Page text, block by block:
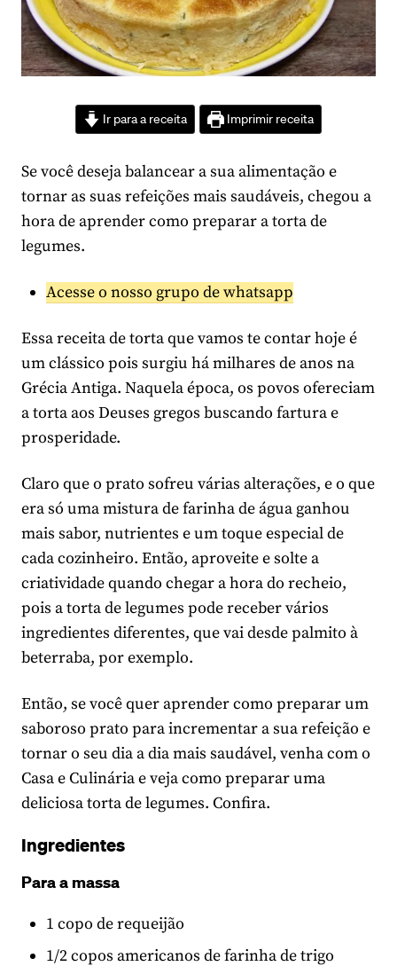
Ir para a receita Imprimir receita
Se você deseja balancear a sua alimentação e
tornar as suas refeições mais saudáveis, chegou a
hora de aprender como preparar a torta de
legumes.
Acesse o nosso grupo de whatsapp
Essa receita de torta que vamos te contar hoje é
um clássico pois surgiu há milhares de anos na
Grécia Antiga. Naquela época, os povos ofereciam
a torta aos Deuses gregos buscando fartura e
prosperidade.
Claro que o prato sofreu várias alterações, e o que
era só uma mistura de farinha de água ganhou
mais sabor, nutrientes e um toque especial de
cada cozinheiro. Então, aproveite e solte a
criatividade quando chegar a hora do recheio,
pois a torta de legumes pode receber vários
ingredientes diferentes, que vai desde palmito à
beterraba, por exemplo.
Então, se você quer aprender como preparar um
saboroso prato para incrementar a sua refeição e
tornar o seu dia a dia mais saudável, venha com o
Casa e Culinária e veja como preparar uma
deliciosa torta de legumes. Confira.
Ingredientes
Para a massa
1 copo de requeijão
1/2 copos americanos de farinha de trigo